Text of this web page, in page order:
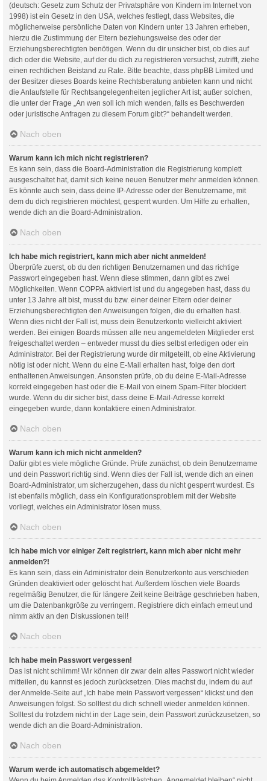
(deutsch: Gesetz zum Schutz der Privatsphäre von Kindern im Internet von
1998) ist ein Gesetz in den USA, welches festlegt, dass Websites, die
möglicherweise persönliche Daten von Kindern unter 13 Jahren erheben,
hierzu die Zustimmung der Eltern beziehungsweise des oder der
Erziehungsberechtigten benötigen. Wenn du dir unsicher bist, ob dies auf
dich oder die Website, auf der du dich zu registrieren versuchst, zutrifft, ziehe
einen rechtlichen Beistand zu Rate. Bitte beachte, dass phpBB Limited und
der Besitzer dieses Boards keine Rechtsberatung anbieten kann und nicht
die Anlaufstelle für Rechtsangelegenheiten jeglicher Art ist; außer solchen,
die unter der Frage „An wen soll ich mich wenden, falls es Beschwerden
oder juristische Anfragen zu diesem Forum gibt?“ behandelt werden.
Nach oben
Warum kann ich mich nicht registrieren?
Es kann sein, dass die Board-Administration die Registrierung komplett
ausgeschaltet hat, damit sich keine neuen Benutzer mehr anmelden können.
Es könnte auch sein, dass deine IP-Adresse oder der Benutzername, mit
dem du dich registrieren möchtest, gesperrt wurden. Um Hilfe zu erhalten,
wende dich an die Board-Administration.
Nach oben
Ich habe mich registriert, kann mich aber nicht anmelden!
Überprüfe zuerst, ob du den richtigen Benutzernamen und das richtige
Passwort eingegeben hast. Wenn diese stimmen, dann gibt es zwei
Möglichkeiten. Wenn COPPA aktiviert ist und du angegeben hast, dass du
unter 13 Jahre alt bist, musst du bzw. einer deiner Eltern oder deiner
Erziehungsberechtigten den Anweisungen folgen, die du erhalten hast.
Wenn dies nicht der Fall ist, muss dein Benutzerkonto vielleicht aktiviert
werden. Bei einigen Boards müssen alle neu angemeldeten Mitglieder erst
freigeschaltet werden – entweder musst du dies selbst erledigen oder ein
Administrator. Bei der Registrierung wurde dir mitgeteilt, ob eine Aktivierung
nötig ist oder nicht. Wenn du eine E-Mail erhalten hast, folge den dort
enthaltenen Anweisungen. Ansonsten prüfe, ob du deine E-Mail-Adresse
korrekt eingegeben hast oder die E-Mail von einem Spam-Filter blockiert
wurde. Wenn du dir sicher bist, dass deine E-Mail-Adresse korrekt
eingegeben wurde, dann kontaktiere einen Administrator.
Nach oben
Warum kann ich mich nicht anmelden?
Dafür gibt es viele mögliche Gründe. Prüfe zunächst, ob dein Benutzername
und dein Passwort richtig sind. Wenn dies der Fall ist, wende dich an einen
Board-Administrator, um sicherzugehen, dass du nicht gesperrt wurdest. Es
ist ebenfalls möglich, dass ein Konfigurationsproblem mit der Website
vorliegt, welches ein Administrator lösen muss.
Nach oben
Ich habe mich vor einiger Zeit registriert, kann mich aber nicht mehr
anmelden?!
Es kann sein, dass ein Administrator dein Benutzerkonto aus verschieden
Gründen deaktiviert oder gelöscht hat. Außerdem löschen viele Boards
regelmäßig Benutzer, die für längere Zeit keine Beiträge geschrieben haben,
um die Datenbankgröße zu verringern. Registriere dich einfach erneut und
nimm aktiv an den Diskussionen teil!
Nach oben
Ich habe mein Passwort vergessen!
Das ist nicht schlimm! Wir können dir zwar dein altes Passwort nicht wieder
mitteilen, du kannst es jedoch zurücksetzen. Dies machst du, indem du auf
der Anmelde-Seite auf „Ich habe mein Passwort vergessen“ klickst und den
Anweisungen folgst. So solltest du dich schnell wieder anmelden können.
Solltest du trotzdem nicht in der Lage sein, dein Passwort zurückzusetzen, so
wende dich an die Board-Administration.
Nach oben
Warum werde ich automatisch abgemeldet?